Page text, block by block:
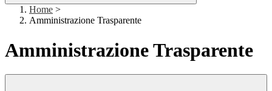
Home >
Amministrazione Trasparente
Amministrazione Trasparente